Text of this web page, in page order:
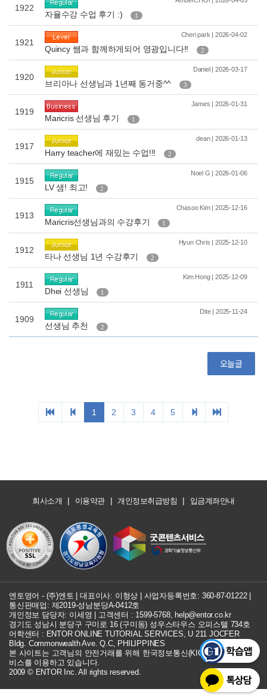
회사소개 | 이용약관 | 개인정보취급방침 | 입금계좌안내
엔토영어 - (주)엔토 | 대표이사: 이형상 | 사업자등록번호: 360-87-01222|
통신판매업: 제2019-성남분당A-0412호
개인정보 담당자: 이세영 | 고객센터 : 1599-5768, help@entor.co.kr
경기도 성남시 분당구 구미로 16 (구미동) 성우스타우스 오피스텔 734호
어학센터 : ENTOR ONLINE TUTORIAL SERVICES, U 211 JOCFER
Bldg. Commonwealth Ave. Q.C, PHILIPPINES
본 사이트는 고객님의 안전거래를 위해 한국정보통신(KICC) 구매안전 서
비스를 이용하고 있습니다.
2009 © ENTOR Inc. All rights reserved.